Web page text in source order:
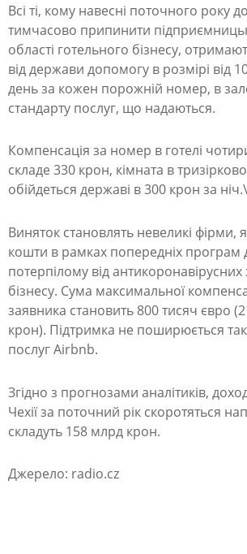
и
м
г
о
е
л
м
к
о
м
п
е
н
с
у
ю
Всі ті, кому навесні поточного року
тимчасово припинити
області готельного бізнесу,
від держави допомогу в розмірі від
день за кожен порожній номер, в
стандарту послуг, що надаються.
Компенсація за номер в готелі
складе 330 крон, кімната в
обійдеться державі в 300 крон за ніч.\
Виняток становлять невеликі фірми,
кошти в рамках попередніх програм
потерпілому від
бізнесу. Сума максимальної
заявника становить 800 тисяч євро
крон). Підтримка не поширюється
послуг Airbnb.
Згідно з прогнозами аналітиків,
Чехії за поточний рік скоротяться
складуть 158 млрд крон.
Джерело: radio.cz